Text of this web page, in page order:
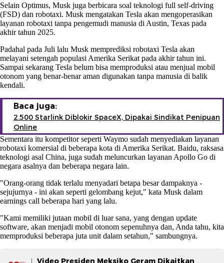
Selain Optimus, Musk juga berbicara soal teknologi full self-driving
(FSD) dan robotaxi. Musk mengatakan Tesla akan mengoperasikan
layanan robotaxi tanpa pengemudi manusia di Austin, Texas pada
akhir tahun 2025.
Padahal pada Juli lalu Musk memprediksi robotaxi Tesla akan
melayani setengah populasi Amerika Serikat pada akhir tahun ini.
Sampai sekarang Tesla belum bisa memproduksi atau menjual mobil
otonom yang benar-benar aman digunakan tanpa manusia di balik
kendali.
Baca juga:
2.500 Starlink Diblokir SpaceX, Dipakai Sindikat Penipuan
Online
Sementara itu kompetitor seperti Waymo sudah menyediakan layanan
robotaxi komersial di beberapa kota di Amerika Serikat. Baidu, raksasa
teknologi asal China, juga sudah meluncurkan layanan Apollo Go di
negara asalnya dan beberapa negara lain.
"Orang-orang tidak terlalu menyadari betapa besar dampaknya -
sejujurnya - ini akan seperti gelombang kejut," kata Musk dalam
earnings call beberapa hari yang lalu.
"Kami memiliki jutaan mobil di luar sana, yang dengan update
software, akan menjadi mobil otonom sepenuhnya dan, Anda tahu, kita
memproduksi beberapa juta unit dalam setahun," sambungnya.
Video Presiden Meksiko Geram Dikaitkan